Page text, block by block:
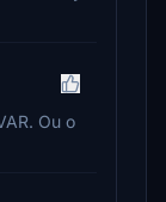
Ou o